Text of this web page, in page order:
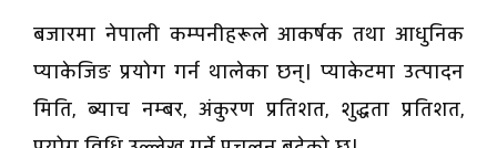
बजारमा नेपाली कम्पनीहरूले आकर्षक तथा आधुनिक
प्याकेजिङ प्रयोग गर्न थालेका छन्। प्याकेटमा उत्पादन
मिति, ब्याच नम्बर, अंकुरण प्रतिशत, शुद्धता प्रतिशत,